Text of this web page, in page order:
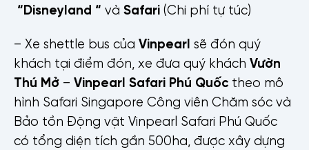
“Disneyland “ và Safari (Chi phí tự túc)
– Xe shettle bus của Vinpearl sẽ đón quý
khách tại điểm đón, xe đưa quý khách Vườn
Thú Mở – Vinpearl Safari Phú Quốc theo mô
hình Safari Singapore Công viên Chăm sóc và
Bảo tồn Động vật Vinpearl Safari Phú Quốc
có tổng diện tích gần 500ha, được xây dựng